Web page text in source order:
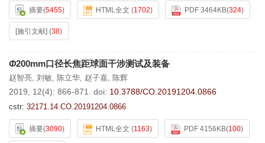
摘要(5455) HTML全文 (1702) PDF 3464KB(324)
[施引文献] (38)
Φ200mm口径长焦距球面干涉测试及装备
赵智亮, 刘敏, 陈立华, 赵子嘉, 陈辉
2019, 12(4): 866-871. doi: 10.3788/CO.20191204.0866
cstr: 32171.14.CO.20191204.0866
摘要(3090) HTML全文 (1163) PDF 4156KB(100)